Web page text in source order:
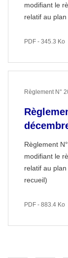
modifiant le
relatif au
PDF - 345.3 Ko
Règlement
modifiant le
relatif au
recueil)
Règlement N°
PDF - 883.4 Ko